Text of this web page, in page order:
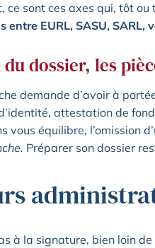
ce sont ces axes qui, tôt
entre EURL, SASU, SARL,
dossier, les
demande d’avoir à
attestation de
vous équilibre, l’omission
Préparer son dossier
à la signature, bien loin